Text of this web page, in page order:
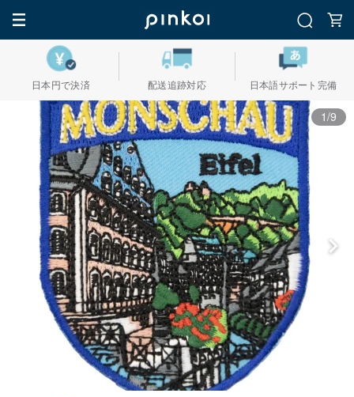
日本円で決済 配送追跡対応 日本語サポート完備
1/9